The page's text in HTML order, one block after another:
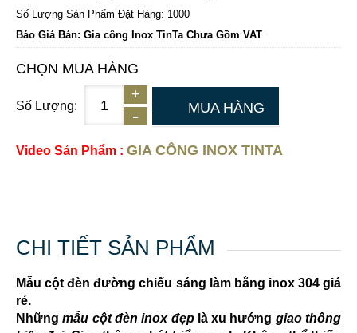
Số Lượng Sản Phẩm Đặt Hàng: 1000
Báo Giá Bán: Gia công Inox TinTa Chưa Gồm VAT
CHỌN MUA HÀNG
Số Lượng: MUA HÀNG
Video Sản Phẩm : GIA CÔNG INOX TINTA
CHI TIẾT SẢN PHẨM
Mẫu cột đèn đường chiếu sáng làm bằng inox 304 giá
rẻ.
Nhữngmẫu cột đèn inox đẹplà xu hướng giao thông